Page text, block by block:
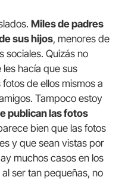
Miles de padres
sus hijos, menores de
sociales. Quizás no
hacía que sus
de ellos mismos a
Tampoco estoy
publican las fotos
bien que las fotos
y que sean vistas por
muchos casos en los
ser tan pequeñas, no